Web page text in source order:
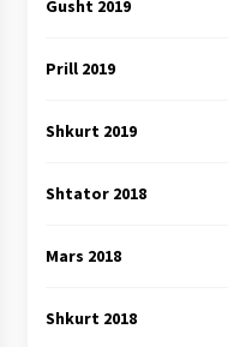
Gusht 2019
Prill 2019
Shkurt 2019
Shtator 2018
Mars 2018
Shkurt 2018